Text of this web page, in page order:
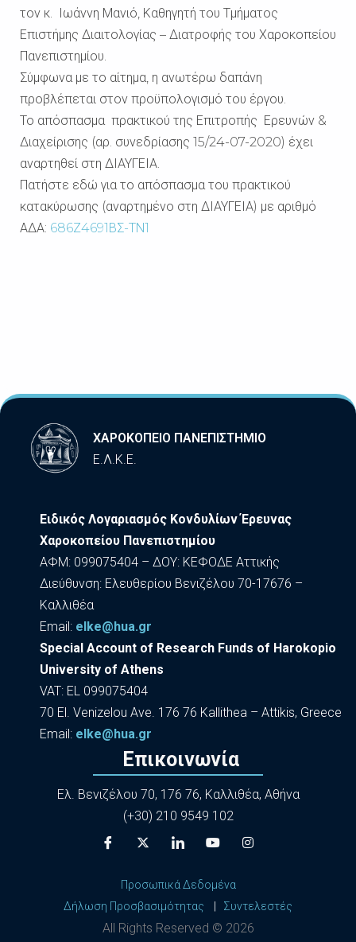
τον κ. Ιωάννη Μανιό, Καθηγητή του Τμήματος
Επιστήμης Διαιτολογίας – Διατροφής του Χαροκοπείου
Πανεπιστημίου.
Σύμφωνα με το αίτημα, η ανωτέρω δαπάνη
προβλέπεται στον προϋπολογισμό του έργου.
Το απόσπασμα πρακτικού της Επιτροπής Ερευνών &
Διαχείρισης (αρ. συνεδρίασης 15/24-07-2020) έχει
αναρτηθεί στη ΔΙΑΥΓΕΙΑ.
Πατήστε εδώ για το απόσπασμα του πρακτικού
κατακύρωσης (αναρτημένο στη ΔΙΑΥΓΕΙΑ) με αριθμό
ΑΔΑ: 686Ζ4691ΒΣ-ΤΝ1
ΧΑΡΟΚΟΠΕΙΟ ΠΑΝΕΠΙΣΤΗΜΙΟ
Ε.Λ.Κ.Ε.
Ειδικός Λογαριασμός Κονδυλίων Έρευνας
Χαροκοπείου Πανεπιστημίου
ΑΦΜ: 099075404 – ΔΟΥ: ΚΕΦΟΔΕ Αττικής
Διεύθυνση: Ελευθερίου Βενιζέλου 70-17676 –
Καλλιθέα
Εmail: elke@hua.gr
Special Account of Research Funds of Harokopio
University of Athens
VAT: EL 099075404
70 El. Venizelou Ave. 176 76 Kallithea – Attikis, Greece
Εmail: elke@hua.gr
Επικοινωνία
Ελ. Βενιζέλου 70, 176 76, Καλλιθέα, Αθήνα
(+30) 210 9549 102
Προσωπικά Δεδομένα
Δήλωση Προσβασιμότητας
Συντελεστές
All Rights Reserved © 2026